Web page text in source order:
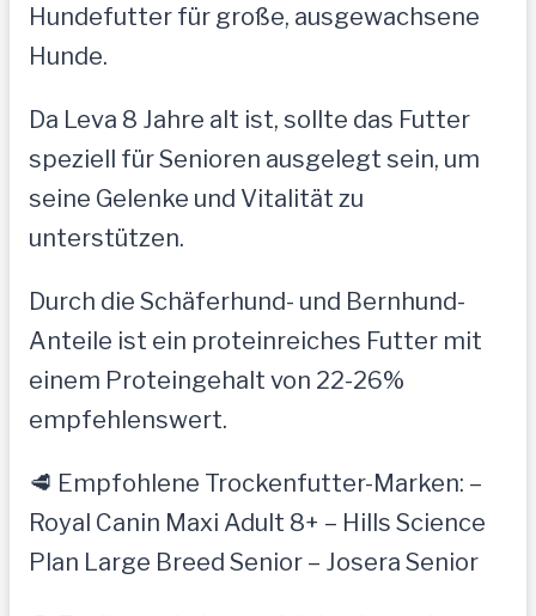
Hundefutter für große, ausgewachsene
Hunde.
Da Leva 8 Jahre alt ist, sollte das Futter
speziell für Senioren ausgelegt sein, um
seine Gelenke und Vitalität zu
unterstützen.
Durch die Schäferhund- und Bernhund-
Anteile ist ein proteinreiches Futter mit
einem Proteingehalt von 22-26%
empfehlenswert.
🥩 Empfohlene Trockenfutter-Marken: –
Royal Canin Maxi Adult 8+ – Hills Science
Plan Large Breed Senior – Josera Senior